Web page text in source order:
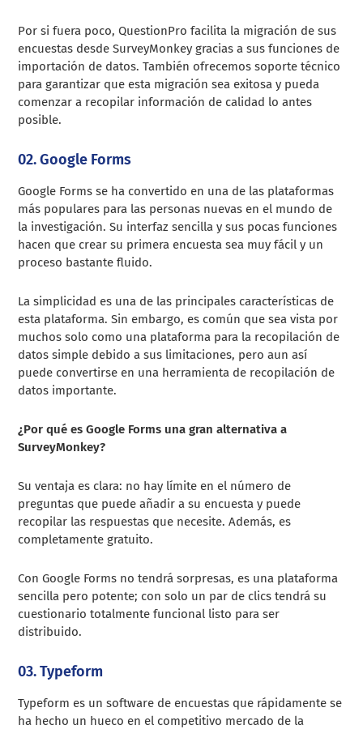
Por si fuera poco, QuestionPro facilita la migración de sus
encuestas desde SurveyMonkey gracias a sus funciones de
importación de datos. También ofrecemos soporte técnico
para garantizar que esta migración sea exitosa y pueda
comenzar a recopilar información de calidad lo antes
posible.
02. Google Forms
Google Forms se ha convertido en una de las plataformas
más populares para las personas nuevas en el mundo de
la investigación. Su interfaz sencilla y sus pocas funciones
hacen que crear su primera encuesta sea muy fácil y un
proceso bastante fluido.
La simplicidad es una de las principales características de
esta plataforma. Sin embargo, es común que sea vista por
muchos solo como una plataforma para la recopilación de
datos simple debido a sus limitaciones, pero aun así
puede convertirse en una herramienta de recopilación de
datos importante.
¿Por qué es Google Forms una gran alternativa a
SurveyMonkey?
Su ventaja es clara: no hay límite en el número de
preguntas que puede añadir a su encuesta y puede
recopilar las respuestas que necesite. Además, es
completamente gratuito.
Con Google Forms no tendrá sorpresas, es una plataforma
sencilla pero potente; con solo un par de clics tendrá su
cuestionario totalmente funcional listo para ser
distribuido.
03. Typeform
Typeform es un software de encuestas que rápidamente se
ha hecho un hueco en el competitivo mercado de la